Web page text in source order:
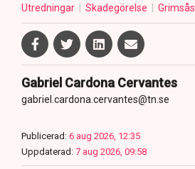
Utredningar
Skadegörelse Grimsås
Gabriel Cardona Cervantes
gabriel.cardona.cervantes@tn.se
Publicerad: 6 aug 2026, 12:35
Uppdaterad: 7 aug 2026, 09:58